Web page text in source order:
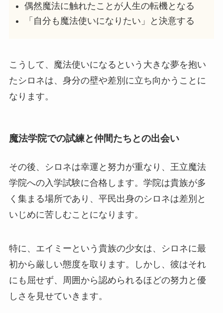
偶然魔法に触れたことが人生の転機となる
「自分も魔法使いになりたい」と決意する
こうして、魔法使いになるという大きな夢を抱い
たシロネは、身分の壁や差別に立ち向かうことに
なります。
魔法学院での試練と仲間たちとの出会い
その後、シロネは幸運と努力が重なり、王立魔法
学院への入学試験に合格します。学院は貴族が多
く集まる場所であり、平民出身のシロネは差別と
いじめに苦しむことになります。
特に、エイミーという貴族の少女は、シロネに最
初から厳しい態度を取ります。しかし、彼はそれ
にも屈せず、周囲から認められるほどの努力と優
しさを見せていきます。